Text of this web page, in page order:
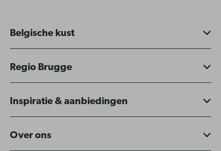
Belgische kust
Regio Brugge
Inspiratie & aanbiedingen
Over ons